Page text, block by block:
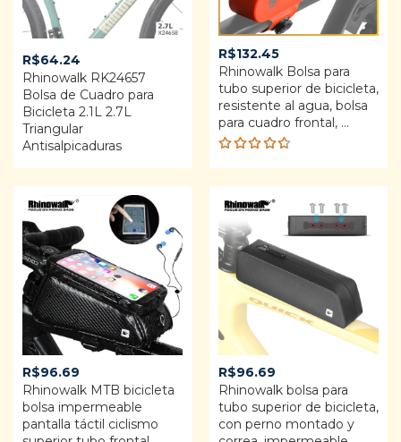
R$64.24
Rhinowalk RK24657
Bolsa de Cuadro para
Bicicleta 2.1L 2.7L
Triangular
Antisalpicaduras
R$132.45
Rhinowalk Bolsa para
tubo superior de bicicleta,
resistente al agua, bolsa
para cuadro frontal, ...
Rated
4.64
out of 5
R$96.69
Rhinowalk MTB bicicleta
bolsa impermeable
pantalla táctil ciclismo
R$96.69
Rhinowalk bolsa para
tubo superior de bicicleta,
con perno montado y